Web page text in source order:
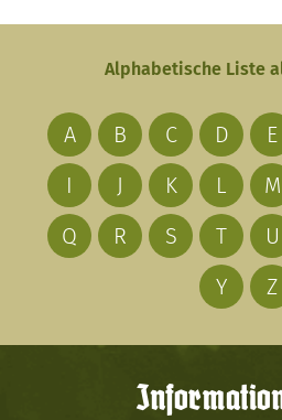
Alphabetische Liste
A B C D E
I
J K L M
Q
R S T U
Y
Z